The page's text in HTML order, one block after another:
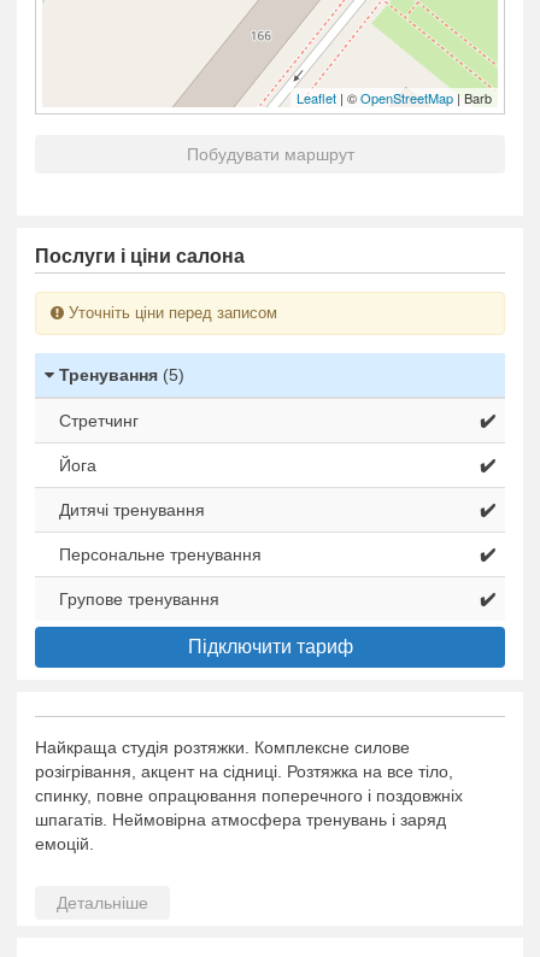
Leaflet | ©OpenStreetMap | Barb
Побудувати маршрут
Послуги і ціни салона
Уточніть ціни перед записом
Тренування (5)
Стретчинг ✔️
Йога ✔️
Дитячі тренування ✔️
Персональне тренування ✔️
Групове тренування ✔️
Підключити тариф
Найкраща студія розтяжки. Комплексне силове
розігрівання, акцент на сідниці. Розтяжка на все тіло,
спинку, повне опрацювання поперечного і поздовжніх
шпагатів. Неймовірна атмосфера тренувань і заряд
емоцій.